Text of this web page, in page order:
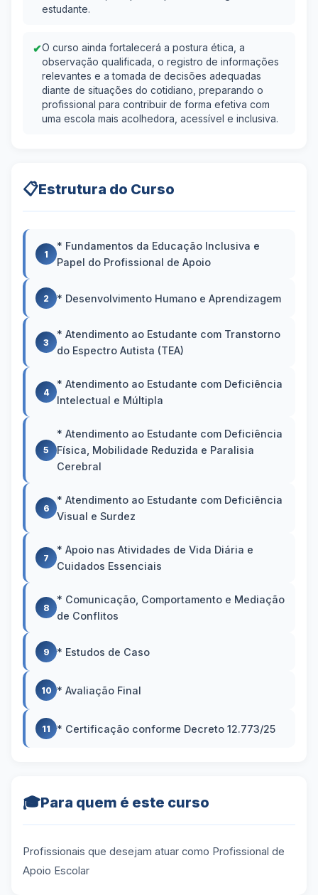
estudante.
✔O curso ainda fortalecerá a postura ética, a
observação qualificada, o registro de informações
relevantes e a tomada de decisões adequadas
diante de situações do cotidiano, preparando o
profissional para contribuir de forma efetiva com
uma escola mais acolhedora, acessível e inclusiva.
📋Estrutura do Curso
1
* Fundamentos da Educação Inclusiva e
Papel do Profissional de Apoio
2 * Desenvolvimento Humano e Aprendizagem
3
* Atendimento ao Estudante com Transtorno
do Espectro Autista (TEA)
4
* Atendimento ao Estudante com Deficiência
Intelectual e Múltipla
5
* Atendimento ao Estudante com Deficiência
Física, Mobilidade Reduzida e Paralisia
Cerebral
6
* Atendimento ao Estudante com Deficiência
Visual e Surdez
7
* Apoio nas Atividades de Vida Diária e
Cuidados Essenciais
8
* Comunicação, Comportamento e Mediação
de Conflitos
9 * Estudos de Caso
10 * Avaliação Final
11 * Certificação conforme Decreto 12.773/25
🎓Para quem é este curso
Profissionais que desejam atuar como Profissional de
Apoio Escolar